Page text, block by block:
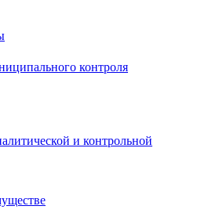
контроля
и контрольной